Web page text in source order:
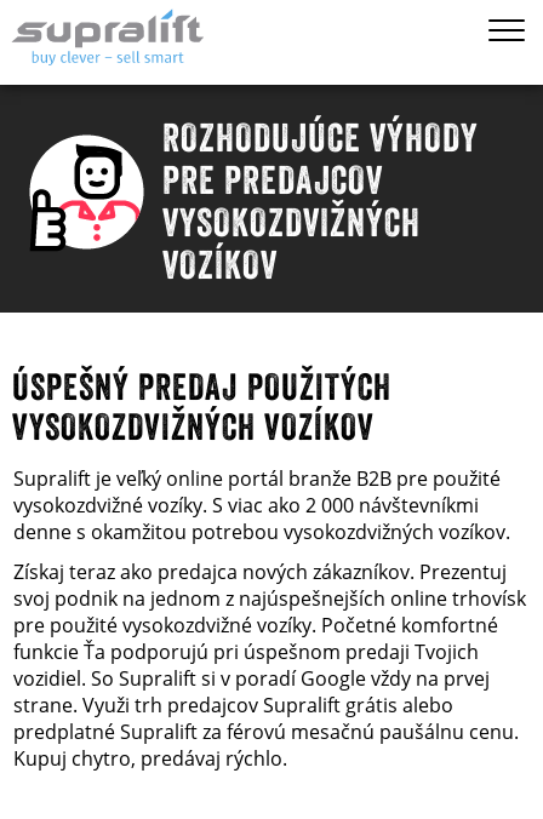
ROZHODUJÚCE VÝHODY
PRE PREDAJCOV
VYSOKOZDVIŽNÝCH
VOZÍKOV
ÚSPEŠNÝ PREDAJ POUŽITÝCH
VYSOKOZDVIŽNÝCH VOZÍKOV
Supralift je veľký online portál branže B2B pre použité
vysokozdvižné vozíky. S viac ako 2 000 návštevníkmi
denne s okamžitou potrebou vysokozdvižných vozíkov.
Získaj teraz ako predajca nových zákazníkov. Prezentuj
svoj podnik na jednom z najúspešnejších online trhovísk
pre použité vysokozdvižné vozíky. Početné komfortné
funkcie Ťa podporujú pri úspešnom predaji Tvojich
vozidiel. So Supralift si v poradí Google vždy na prvej
strane. Využi trh predajcov Supralift grátis alebo
predplatné Supralift za férovú mesačnú paušálnu cenu.
Kupuj chytro, predávaj rýchlo.